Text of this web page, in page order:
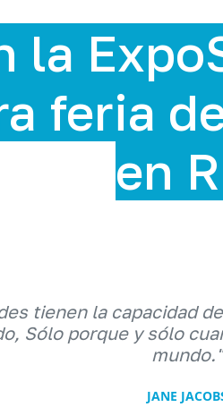
2025,
tienen la capacidad
Sólo porque y sólo
mundo."
JANE